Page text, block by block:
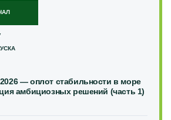
— оплот стабильности в море
амбициозных решений (часть 1)